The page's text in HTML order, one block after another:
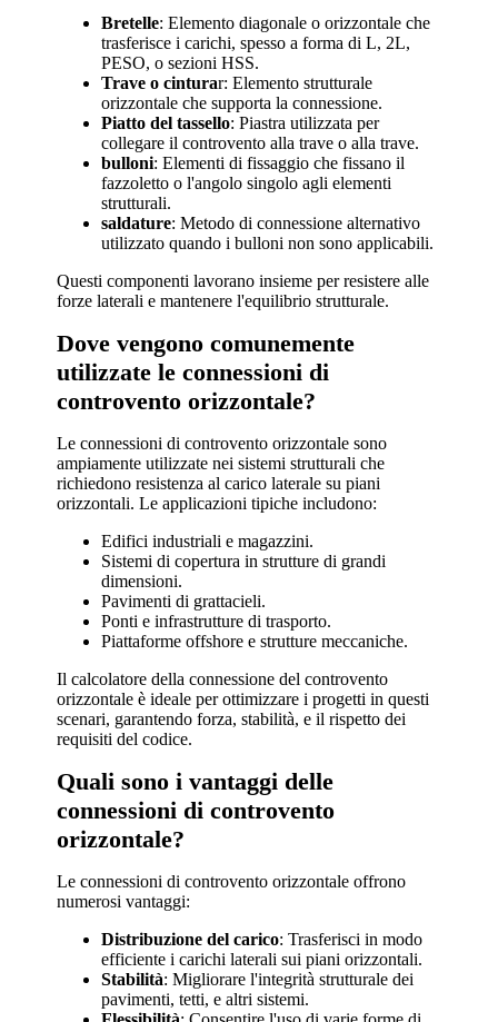
Bretelle: Elemento diagonale o orizzontale che
trasferisce i carichi, spesso a forma di L, 2L,
PESO, o sezioni HSS.
Trave o cinturar: Elemento strutturale
orizzontale che supporta la connessione.
Piatto del tassello: Piastra utilizzata per
collegare il controvento alla trave o alla trave.
bulloni: Elementi di fissaggio che fissano il
fazzoletto o l'angolo singolo agli elementi
strutturali.
saldature: Metodo di connessione alternativo
utilizzato quando i bulloni non sono applicabili.
Questi componenti lavorano insieme per resistere alle
forze laterali e mantenere l'equilibrio strutturale.
Dove vengono comunemente
utilizzate le connessioni di
controvento orizzontale?
Le connessioni di controvento orizzontale sono
ampiamente utilizzate nei sistemi strutturali che
richiedono resistenza al carico laterale su piani
orizzontali. Le applicazioni tipiche includono:
Edifici industriali e magazzini.
Sistemi di copertura in strutture di grandi
dimensioni.
Pavimenti di grattacieli.
Ponti e infrastrutture di trasporto.
Piattaforme offshore e strutture meccaniche.
Il calcolatore della connessione del controvento
orizzontale è ideale per ottimizzare i progetti in questi
scenari, garantendo forza, stabilità, e il rispetto dei
requisiti del codice.
Quali sono i vantaggi delle
connessioni di controvento
orizzontale?
Le connessioni di controvento orizzontale offrono
numerosi vantaggi:
Distribuzione del carico: Trasferisci in modo
efficiente i carichi laterali sui piani orizzontali.
Stabilità: Migliorare l'integrità strutturale dei
pavimenti, tetti, e altri sistemi.